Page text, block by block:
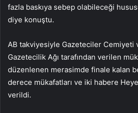
fazla baskıya sebep olabileceği
diye konuştu.
AB takviyesiyle Gazeteciler Cemiyeti
Gazetecilik Ağı tarafından verilen
düzenlenen merasimde finale kalan
derece mükafatları ve iki habere
verildi.